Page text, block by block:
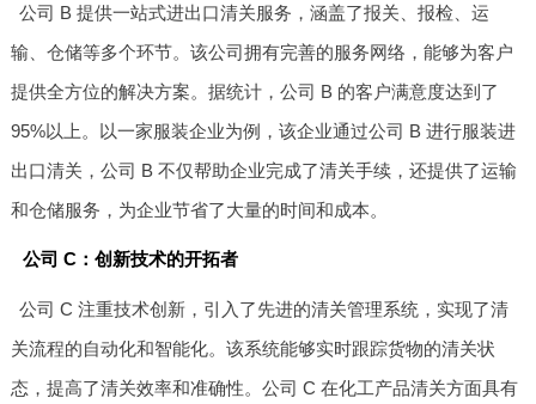
公司 B 提供一站式进出口清关服务，涵盖了报关、报检、运
输、仓储等多个环节。该公司拥有完善的服务网络，能够为客户
提供全方位的解决方案。据统计，公司 B 的客户满意度达到了
95%以上。以一家服装企业为例，该企业通过公司 B 进行服装进
出口清关，公司 B 不仅帮助企业完成了清关手续，还提供了运输
和仓储服务，为企业节省了大量的时间和成本。
公司 C：创新技术的开拓者
公司 C 注重技术创新，引入了先进的清关管理系统，实现了清
关流程的自动化和智能化。该系统能够实时跟踪货物的清关状
态，提高了清关效率和准确性。公司 C 在化工产品清关方面具有